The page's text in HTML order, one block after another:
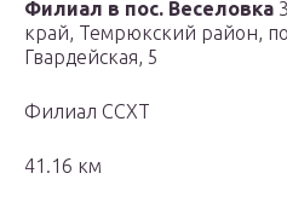
Филиал в пос. Веселовка
край, Темрюкский район,
Гвардейская, 5
Филиал ССХТ
41.16 км